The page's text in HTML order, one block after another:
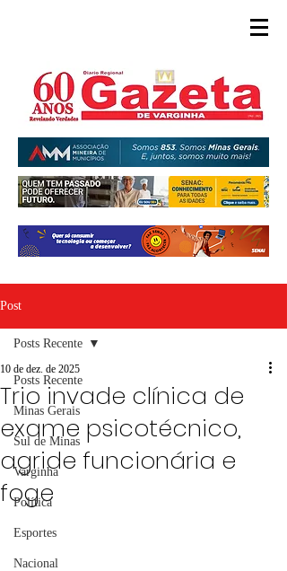
Post
Posts Recente
Minas Gerais
Sul de Minas
Varginha
Política
Esportes
Nacional
Posts Recente
Trio invade clínica de
exame psicotécnico,
agride funcionária e
foge
10 de dez. de 2025